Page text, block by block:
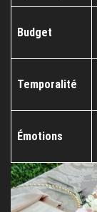
Budget
Temporalité
Émotions